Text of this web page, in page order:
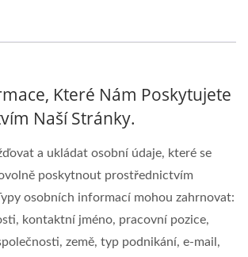
Které Nám Poskytujete
Naší Stránky.
a ukládat osobní údaje, které se
poskytnout prostřednictvím
osobních informací mohou zahrnovat:
kontaktní jméno, pracovní pozice,
země, typ podnikání, e-mail,